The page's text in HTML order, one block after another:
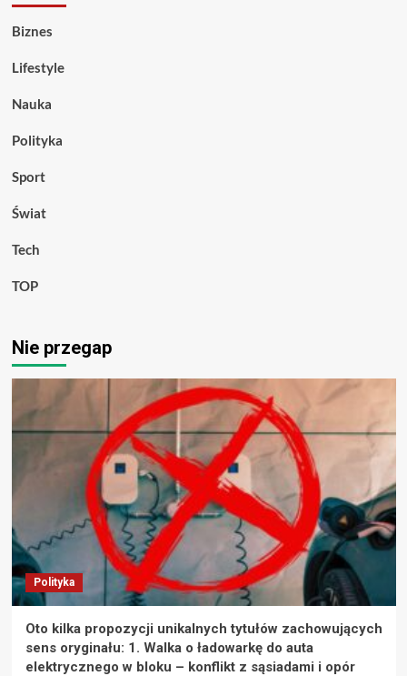
Biznes
Lifestyle
Nauka
Polityka
Sport
Świat
Tech
TOP
Nie przegap
Polityka
Oto kilka propozycji unikalnych tytułów zachowujących
sens oryginału: 1. Walka o ładowarkę do auta
elektrycznego w bloku – konflikt z sąsiadami i opór